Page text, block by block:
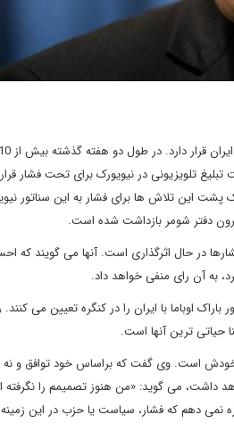
تلویزیونی در نیویورک برای تحت فشار
پشت این تلاش ها برای فشار به این سناتور
دفتر شومر بازداشت شده است.
در حال اثرگذاری است. آنها می گویند که
به آن رای منفی خواهد داد.
باراک اوباما با ایران را در کنگره تعیین
حیاتی ترین آنها است.
خودش است. وی گفت که براساس خود توافق و
داشت، می گوید: «من هنوز تصمیمم را نگرفته
نمی دهم که فشار، سیاست یا حزب در این